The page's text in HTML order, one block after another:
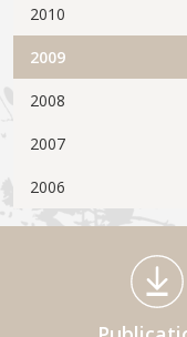
2010
2009
2008
2007
2006
Médiathèque Footer